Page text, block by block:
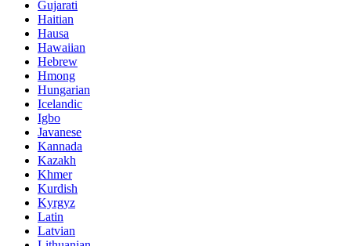
Gujarati
Haitian
Hausa
Hawaiian
Hebrew
Hmong
Hungarian
Icelandic
Igbo
Javanese
Kannada
Kazakh
Khmer
Kurdish
Kyrgyz
Latin
Latvian